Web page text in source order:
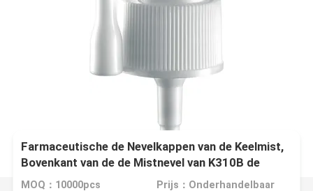
Farmaceutische de Nevelkappen van de Keelmist,
Bovenkant van de de Mistnevel van K310B de
Multifunctionele Fijne
MOQ：10000pcs Prijs：Onderhandelbaar